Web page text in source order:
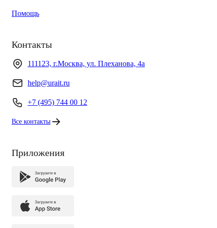
Помощь
Контакты
111123, г.Москва, ул. Плеханова, 4а
help@urait.ru
+7 (495) 744 00 12
Все контакты
Приложения